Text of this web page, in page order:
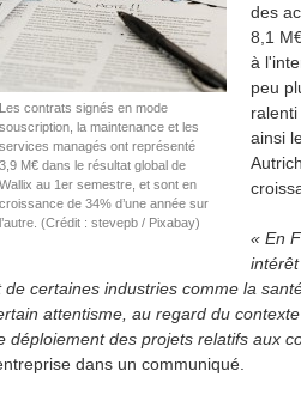
Les contrats signés en mode
souscription, la maintenance et les
services managés ont représenté
3,9 M€ dans le résultat global de
Wallix au 1er semestre, et sont en
croissance de 34% d’une année sur
l’autre. (Crédit : stevepb / Pixabay)
des
8,1
à
peu
ainsi
« En
de certaines industries comme la
attentisme, au regard du
déploiement des projets relatifs aux
dans un communiqué.